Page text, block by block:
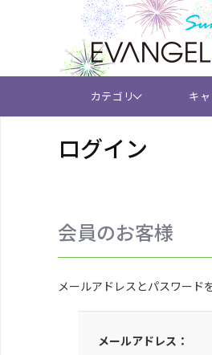
カテゴリ キ
ログイン
会員のお客様
メールアドレスとパスワード
メールアドレス：